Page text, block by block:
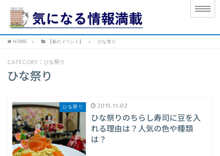
HOME 【春のイベント】 ひな祭り
CATEGORY：ひな祭り
ひな祭り
ひな祭り 2015.11.02
ひな祭りのちらし寿司に豆を入
れる理由は？人気の色や種類
は？